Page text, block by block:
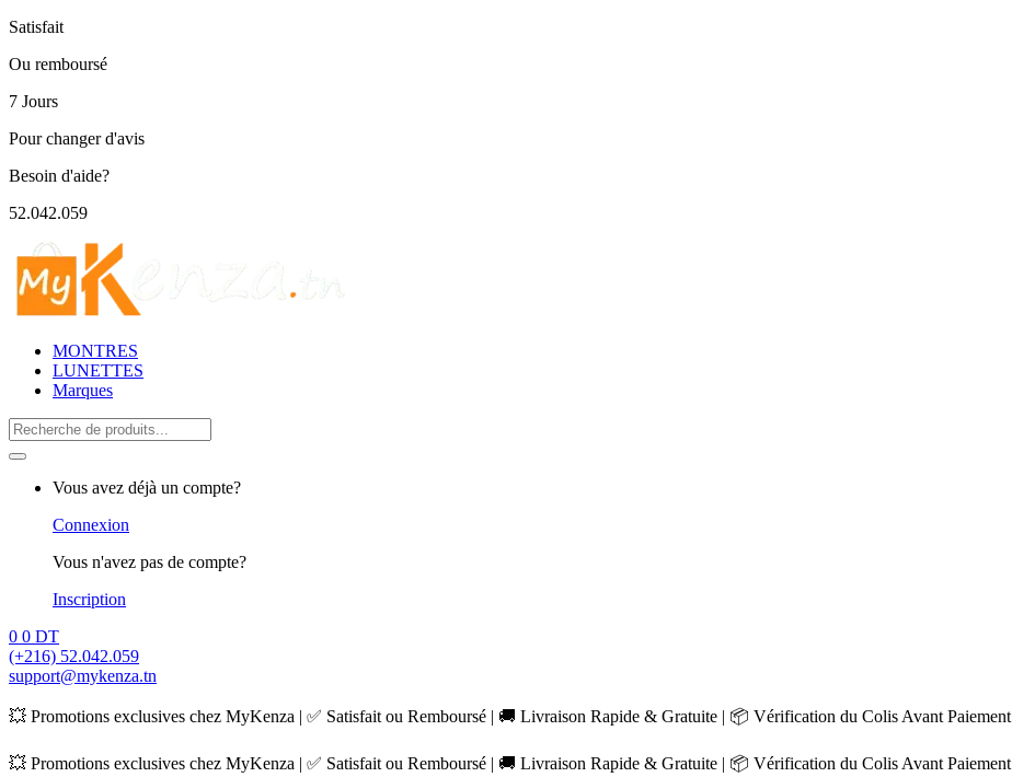
Satisfait
Ou remboursé
7 Jours
Pour changer d'avis
Besoin d'aide?
52.042.059
MONTRES
LUNETTES
Marques
Search
for:
Vous avez déjà un compte?
Connexion
Vous n'avez pas de compte?
Inscription
0 0 DT
(+216) 52.042.059
support@mykenza.tn
💥 Promotions exclusives chez MyKenza | ✅ Satisfait ou Remboursé | 🚚 Livraison Rapide & Gratuite | 📦 Vérification du Colis Avant Paiement
💥 Promotions exclusives chez MyKenza | ✅ Satisfait ou Remboursé | 🚚 Livraison Rapide & Gratuite | 📦 Vérification du Colis Avant Paiement